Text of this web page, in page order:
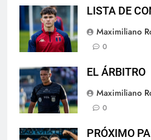
LISTA DE
Maximiliano
0
EL ÁRBITRO
Maximiliano
0
PRÓXIMO